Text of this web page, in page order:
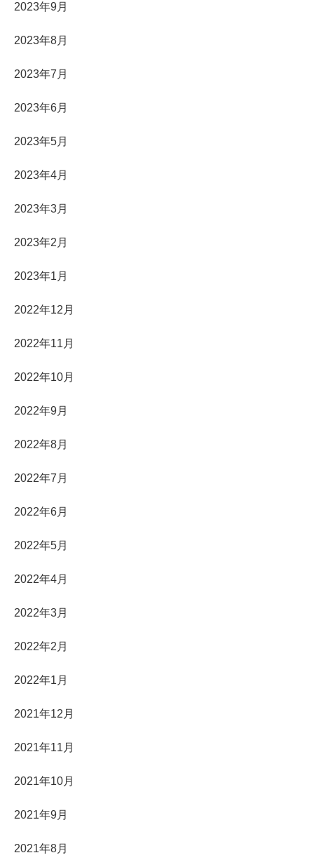
2023年9月
2023年8月
2023年7月
2023年6月
2023年5月
2023年4月
2023年3月
2023年2月
2023年1月
2022年12月
2022年11月
2022年10月
2022年9月
2022年8月
2022年7月
2022年6月
2022年5月
2022年4月
2022年3月
2022年2月
2022年1月
2021年12月
2021年11月
2021年10月
2021年9月
2021年8月